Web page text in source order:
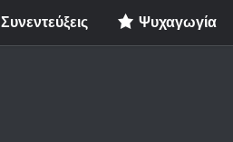
Συνεντεύξεις Ψυχαγωγία